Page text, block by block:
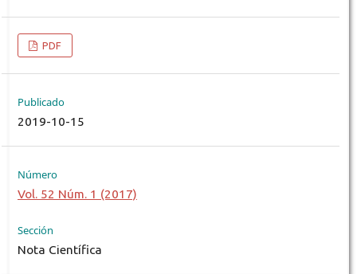
PDF
Publicado
2019-10-15
Número
Vol. 52 Núm. 1 (2017)
Sección
Nota Científica